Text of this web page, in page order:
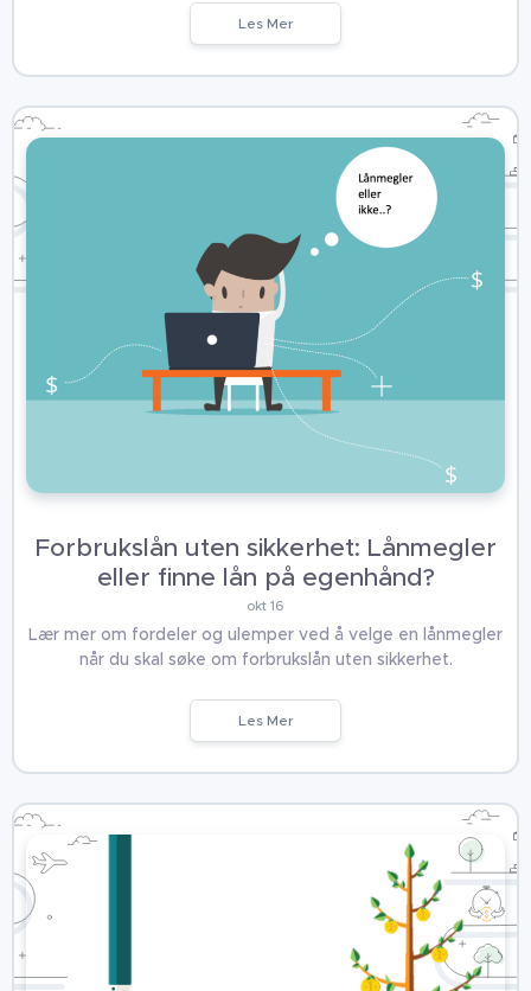
Les Mer
Forbrukslån uten sikkerhet: Lånmegler
eller finne lån på egenhånd?
okt 16
Lær mer om fordeler og ulemper ved å velge en lånmegler
når du skal søke om forbrukslån uten sikkerhet.
Les Mer